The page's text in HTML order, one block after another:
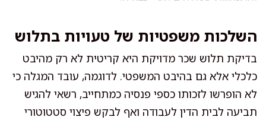
השלכות משפטיות של טעויות בתלוש
בדיקת תלוש שכר מדויקת היא קריטית לא רק מהיבט
כלכלי אלא גם בהיבט המשפטי. לדוגמה, עובד המגלה כי
לא הופרשו לזכותו כספי פנסיה כמתחייב, רשאי להגיש
תביעה לבית הדין לעבודה ואף לבקש פיצוי סטטוטורי